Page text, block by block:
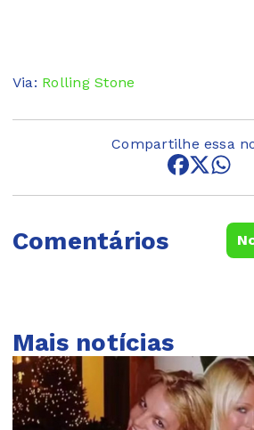
Via: Rolling Stone
Compartilhe essa
Comentários
Mais notícias